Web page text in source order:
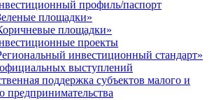
профиль/паспорт
площадки»
площадки»
проекты
инвестиционный стандарт»
выступлений
поддержка субъектов малого и
предпринимательства